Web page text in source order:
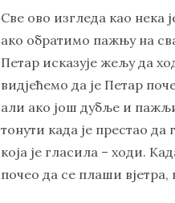
Све ово изгледа као нека
ако обратимо пажњу на
Петар исказује жељу да
видјећемо да је Петар
али ако још дубље и
тонути када је престао
која је гласила – ходи.
почео да се плаши вјетра,